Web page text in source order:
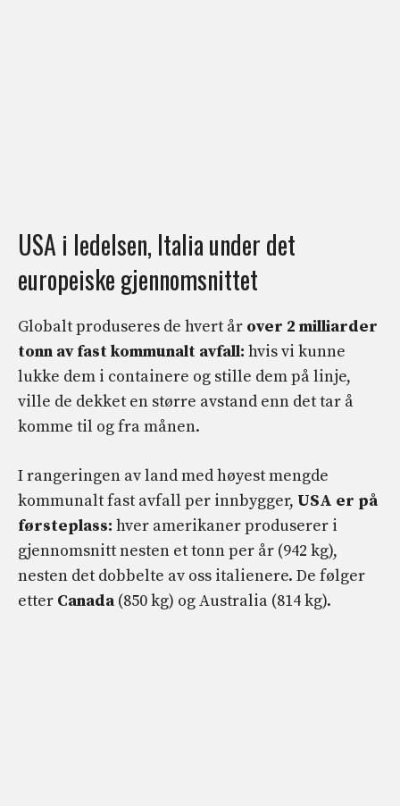
USA i ledelsen, Italia under det
europeiske gjennomsnittet
Globalt produseres de hvert år over 2 milliarder
tonn av fast kommunalt avfall: hvis vi kunne
lukke dem i containere og stille dem på linje,
ville de dekket en større avstand enn det tar å
komme til og fra månen.
I rangeringen av land med høyest mengde
kommunalt fast avfall per innbygger, USA er på
førsteplass: hver amerikaner produserer i
gjennomsnitt nesten et tonn per år (942 kg),
nesten det dobbelte av oss italienere. De følger
etter Canada (850 kg) og Australia (814 kg).